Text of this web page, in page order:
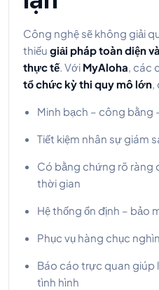
Công nghệ sẽ không giải
thiếu giải pháp toàn diện
thực tế . Với MyAloha , các
tổ chức kỳ thi quy mô lớn
Minh bạch – công bằng
Tiết kiệm nhân sự giám
Có bằng chứng rõ ràng
thời gian
Hệ thống ổn định – bảo
Phục vụ hàng chục
Báo cáo trực quan giúp
tình hình